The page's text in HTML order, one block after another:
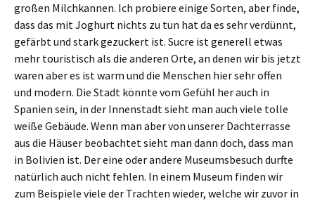
großen Milchkannen. Ich probiere einige Sorten, aber finde,
dass das mit Joghurt nichts zu tun hat da es sehr verdünnt,
gefärbt und stark gezuckert ist. Sucre ist generell etwas
mehr touristisch als die anderen Orte, an denen wir bis jetzt
waren aber es ist warm und die Menschen hier sehr offen
und modern. Die Stadt könnte vom Gefühl her auch in
Spanien sein, in der Innenstadt sieht man auch viele tolle
weiße Gebäude. Wenn man aber von unserer Dachterrasse
aus die Häuser beobachtet sieht man dann doch, dass man
in Bolivien ist. Der eine oder andere Museumsbesuch durfte
natürlich auch nicht fehlen. In einem Museum finden wir
zum Beispiele viele der Trachten wieder, welche wir zuvor in